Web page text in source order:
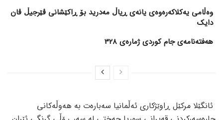
وەڵامی یەکلاکەرەوەی یانەی ڕیاڵ مەدرید بۆ ڕاکێشانی ڤێرجیڵ ڤان
دایک
هەفتەنامەی جام کوردی ژمارەی 328
ئانگێلا مرکێل ڕاوێژکاری ئه‌ڵمانیا سه‌باره‌ت به‌ هه‌وڵه‌کانی